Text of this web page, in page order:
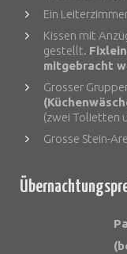
Ein
Kissen mit
gestellt.
mitgebracht
Grosser
(zwei Tolietten
Grosse Stein-